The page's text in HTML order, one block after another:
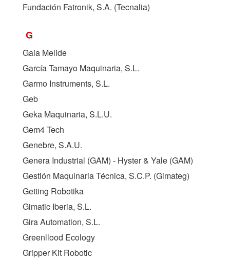
Fundación Fatronik, S.A. (Tecnalia)
G
Gaia Melide
García Tamayo Maquinaria, S.L.
Garmo Instruments, S.L.
Geb
Geka Maquinaria, S.L.U.
Gem4 Tech
Genebre, S.A.U.
Genera Industrial (GAM) - Hyster & Yale (GAM)
Gestión Maquinaria Técnica, S.C.P. (Gimateg)
Getting Robotika
Gimatic Iberia, S.L.
Gira Automation, S.L.
Greenllood Ecology
Gripper Kit Robotic